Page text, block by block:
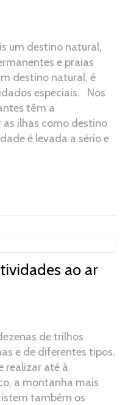
um destino natural,
e praias
destino natural, é
especiais. Nos
têm a
ilhas como destino
é levada a sério e
ao ar
de trilhos
e de diferentes tipos.
realizar até à
a montanha mais
também os